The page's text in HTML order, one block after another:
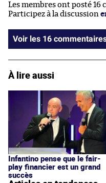
Les membres ont posté
Participez à la discussion
Voir les 16
À lire aussi
Infantino pense que le fair-
play financier est un grand
succès